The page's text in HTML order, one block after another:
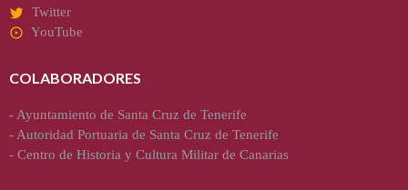
Twitter
YouTube
COLABORADORES
- Ayuntamiento de Santa Cruz de Tenerife
- Autoridad Portuaria de Santa Cruz de Tenerife
- Centro de Historia y Cultura Militar de Canarias